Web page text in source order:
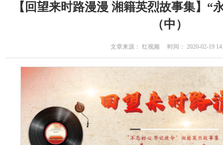
【回望来时路漫漫 湘籍英烈故事集】“
（中）
文章来源： 红视频 时间： 2020-02-19